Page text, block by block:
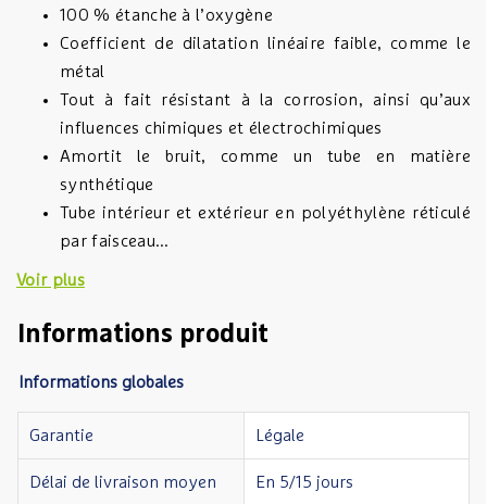
100 % étanche à l’oxygène
Coefficient de dilatation linéaire faible, comme le
métal
Tout à fait résistant à la corrosion, ainsi qu’aux
influences chimiques et électrochimiques
Amortit le bruit, comme un tube en matière
synthétique
Tube intérieur et extérieur en polyéthylène réticulé
par faisceau...
Voir plus
Informations produit
Informations globales
Garantie Légale
Délai de livraison moyen En 5/15 jours